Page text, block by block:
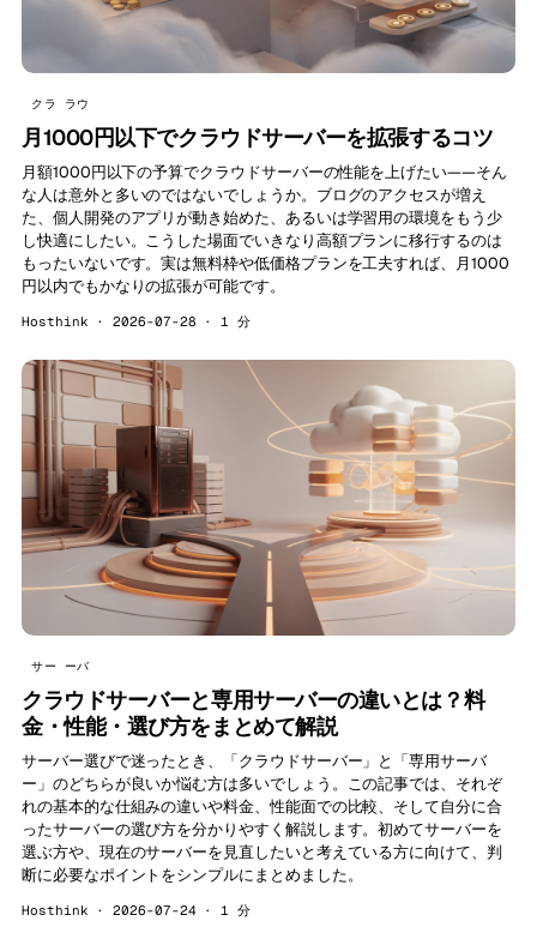
クラ ラウ
月1000円以下でクラウドサーバーを拡張するコツ
月額1000円以下の予算でクラウドサーバーの性能を上げたい——そん
な人は意外と多いのではないでしょうか。ブログのアクセスが増え
た、個人開発のアプリが動き始めた、あるいは学習用の環境をもう少
し快適にしたい。こうした場面でいきなり高額プランに移行するのは
もったいないです。実は無料枠や低価格プランを工夫すれば、月1000
円以内でもかなりの拡張が可能です。
Hosthink · 2026-07-28 · 1 分
サー ーバ
クラウドサーバーと専用サーバーの違いとは？料
金・性能・選び方をまとめて解説
サーバー選びで迷ったとき、「クラウドサーバー」と「専用サーバ
ー」のどちらが良いか悩む方は多いでしょう。この記事では、それぞ
れの基本的な仕組みの違いや料金、性能面での比較、そして自分に合
ったサーバーの選び方を分かりやすく解説します。初めてサーバーを
選ぶ方や、現在のサーバーを見直したいと考えている方に向けて、判
断に必要なポイントをシンプルにまとめました。
Hosthink · 2026-07-24 · 1 分